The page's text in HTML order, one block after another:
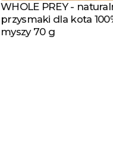
Zobacz produkt
WHOLE PREY -
przysmaki dla kota
myszy 70 g